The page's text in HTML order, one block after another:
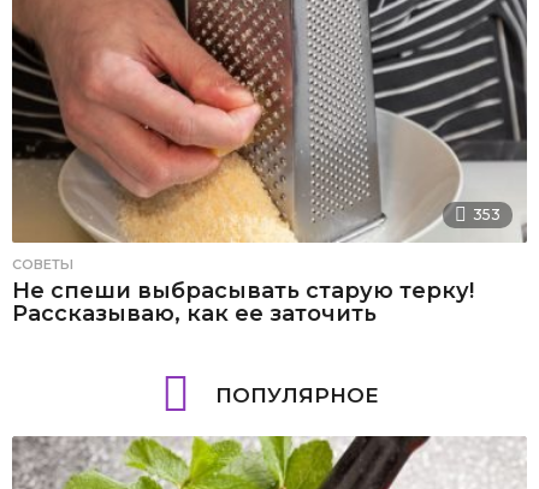
353
СОВЕТЫ
Не спеши выбрасывать старую терку!
Рассказываю, как ее заточить
ПОПУЛЯРНОЕ